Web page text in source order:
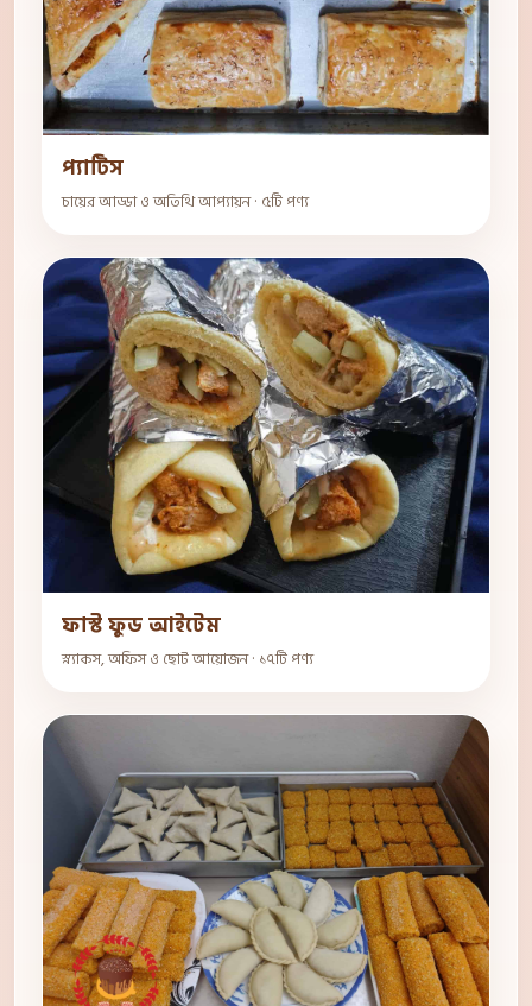
প্যাটিস
চায়ের আড্ডা ও অতিথি আপ্যায়ন · ৫টি পণ্য
ফাস্ট ফুড আইটেম
স্ন্যাকস, অফিস ও ছোট আয়োজন · ১৭টি পণ্য